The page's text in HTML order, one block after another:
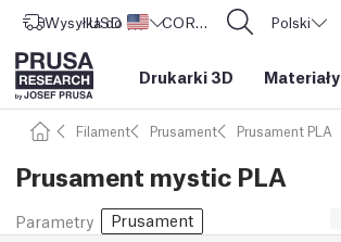
Wysyłka do Stany Zjednoczone
USD ($) CORE One L: Już w sprzedaży! Polski
Drukarki 3D Materiały
Filament Prusament Prusament PLA
Prusament mystic PLA
Parametry Prusament